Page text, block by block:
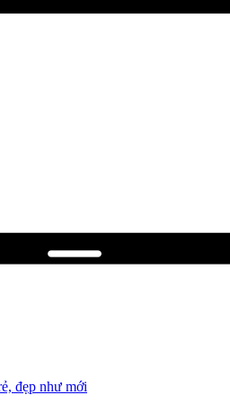
đẹp như mới